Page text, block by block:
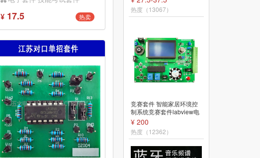
¥ 17.5 热卖
竞赛套件 声光控制小灯电
路技能装调竞赛套件电子
制作Labvie编程JS-56-211
¥ 170
热度（17957）
热度（13067）
竞赛套件 智能家居环境控
制系统竞赛套件labview电
子电路装调应用JS-56-214
¥ 200
热度（12362）